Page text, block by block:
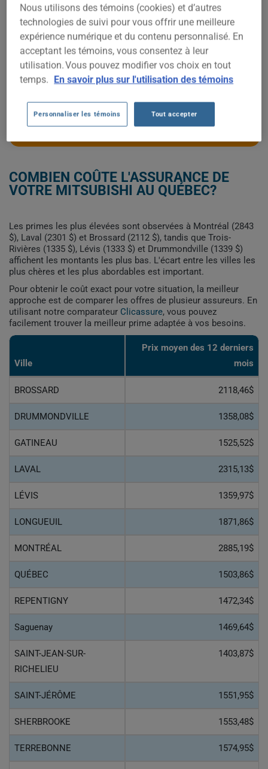
1 200$
1 300$
1 400$
COMBIEN COÛTE L'ASSURANCE DE
VOTRE MITSUBISHI AU QUÉBEC?
Les primes les plus élevées sont observées à Montréal (2843
$), Laval (2301 $) et Brossard (2112 $), tandis que Trois-
Rivières (1335 $), Lévis (1333 $) et Drummondville (1339 $)
affichent les montants les plus bas. L'écart entre les villes les
plus chères et les plus abordables est important.
Pour obtenir le coût exact pour votre situation, la meilleur
approche est de comparer les offres de plusieur assureurs. En
utilisant notre comparateur Clicassure, vous pouvez
facilement trouver la meilleur prime adaptée à vos besoins.
Ville
Prix ​​moyen des 12 derniers
mois
BROSSARD 2118,46$
DRUMMONDVILLE 1358,08$
GATINEAU 1525,52$
LAVAL 2315,13$
LÉVIS 1359,97$
LONGUEUIL 1871,86$
MONTRÉAL 2885,19$
QUÉBEC 1503,86$
REPENTIGNY 1472,34$
Saguenay 1469,64$
SAINT-JEAN-SUR-
RICHELIEU
1403,87$
SAINT-JÉRÔME 1551,95$
SHERBROOKE 1553,48$
TERREBONNE 1574,95$
Nous utilisons des témoins (cookies) et d’autres
technologies de suivi pour vous offrir une meilleure
expérience numérique et du contenu personnalisé. En
acceptant les témoins, vous consentez à leur
utilisation. Vous pouvez modifier vos choix en tout
temps. En savoir plus sur l'utilisation des témoins
Personnaliser les témoins Tout accepter